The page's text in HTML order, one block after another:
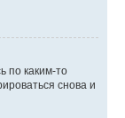
по каким-то
снова и